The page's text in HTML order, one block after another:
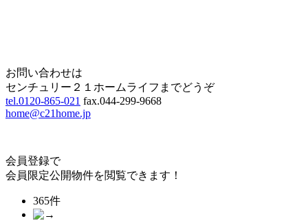
お問い合わせは
センチュリー２１ホームライフまでどうぞ
tel.0120-865-021 fax.044-299-9668
home@c21home.jp
会員登録で
会員限定公開物件を閲覧できます！
365件